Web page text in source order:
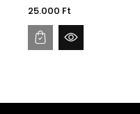
25.000 Ft